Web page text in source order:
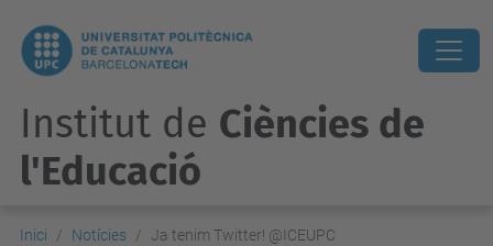
Institut de Ciències de
l'Educació
Inici Notícies Ja tenim Twitter! @ICEUPC